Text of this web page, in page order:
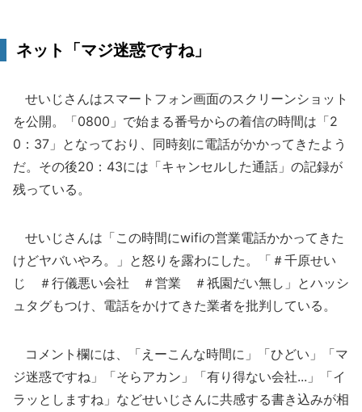
ネット「マジ迷惑ですね」
せいじさんはスマートフォン画面のスクリーンショット
を公開。「0800」で始まる番号からの着信の時間は「2
0：37」となっており、同時刻に電話がかかってきたよう
だ。その後20：43には「キャンセルした通話」の記録が
残っている。
せいじさんは「この時間にwifiの営業電話かかってきた
けどヤバいやろ。」と怒りを露わにした。「＃千原せい
じ ＃行儀悪い会社 ＃営業 ＃祇園だい無し」とハッシ
ュタグもつけ、電話をかけてきた業者を批判している。
コメント欄には、「えーこんな時間に」「ひどい」「マ
ジ迷惑ですね」「そらアカン」「有り得ない会社...」「イ
ラッとしますね」などせいじさんに共感する書き込みが相